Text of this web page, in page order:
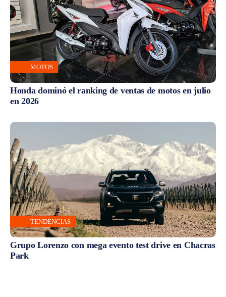
MOTOS
Honda dominó el ranking de ventas de motos en julio
en 2026
TENDENCIAS
Grupo Lorenzo con mega evento test drive en Chacras
Park